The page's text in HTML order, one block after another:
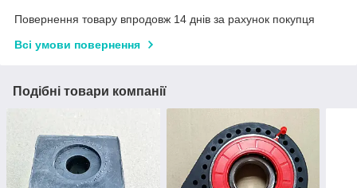
Повернення товару впродовж 14 днів за рахунок покупця
Всі умови повернення
Подібні товари компанії